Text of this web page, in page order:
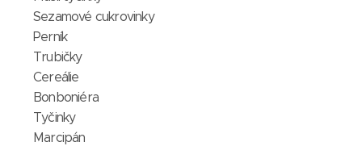
Sezamové cukrovinky
Perník
Trubičky
Cereálie
Bonboniéra
Tyčinky
Marcipán